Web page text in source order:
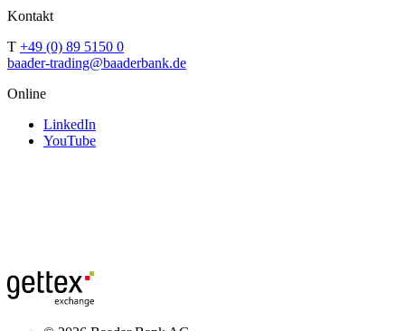
Kontakt
T +49 (0) 89 5150 0
baader-trading@baaderbank.de
Online
LinkedIn
YouTube